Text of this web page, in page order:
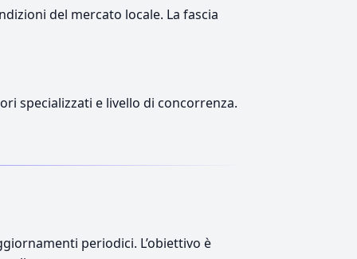
del mercato locale. La fascia
specializzati e livello di concorrenza.
periodici. L’obiettivo è